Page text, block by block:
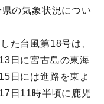
の気象状況につい
た台風第18号は、
日に宮古島の東海
日には進路を東よ
日11時半頃に鹿児